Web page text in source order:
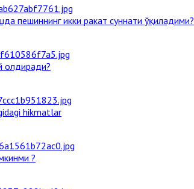
пешиннинг икки ракат суннати ўқиладими?
олдиради?
hikmatlar
?